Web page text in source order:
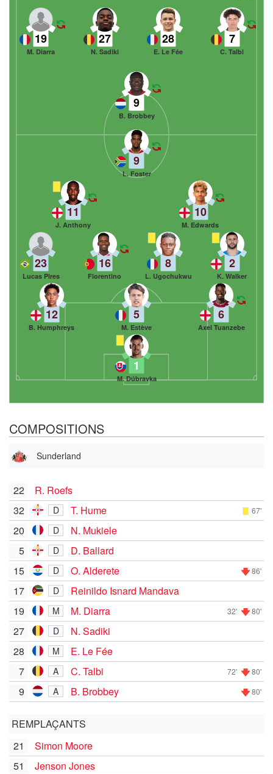
7
C. Talbi
28
E. Le Fée
27
N. Sadiki
19
M. Diarra
9
B. Brobbey
1
M. Dúbravka
12
B. Humphreys
5
M. Estève
6
Axel Tuanzebe
23
Lucas Pires
16
Florentino
8
L. Ugochukwu
2
K. Walker
11
J. Anthony
10
M. Edwards
9
L. Foster
COMPOSITIONS
Sunderland
22
R. Roefs
32
D T. Hume 67'
20 D
N. Mukiele
5
D
D. Ballard
15
D O. Alderete 86'
17 D
Reinildo Isnard Mandava
19
M M. Diarra 32' 80'
27 D
N. Sadiki
28
M
E. Le Fée
7
A C. Talbi 72' 80'
9 A B. Brobbey 80'
REMPLAÇANTS
21
Simon Moore
51
Jenson Jones